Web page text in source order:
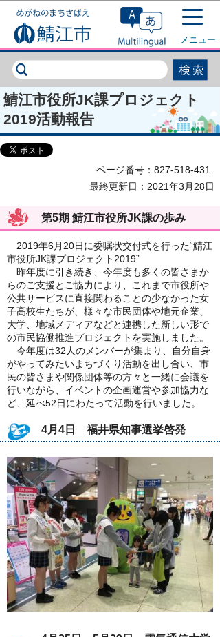
このページの本文へ移動
メニュー
鯖江市役所JK課プロジェクト
2019活動報告
ページ番号：827-518-431
最終更新日：2021年3月28日
第5期 鯖江市役所JK課の歩み
2019年6月20日に委嘱状交付式を行った“鯖江
市役所JK課プロジェクト2019”
昨年度に引き続き、今年度も多くの皆さまか
らのご支援とご協力により、これまで市役所や
公共サービスに直接関わることの少なかった女
子高校生たちが、様々な市民団体や地元企業、
大学、地域メディアなどと連携した新しい形で
の市民協働推進プロジェクトを実施しました。
今年度は32人のメンバーが集まり、自分自身
がやってみたいまちづくり活動を出し合い、市
民の皆さまや関係団体等の方々と一緒に会議を
行いながら、イベントの企画運営や参加協力な
ど、延べ52日にわたって活動を行いました。
4月4日 福井県知事選挙啓発